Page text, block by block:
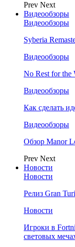
Prev Next
Видеообзоры
Видеообзоры
Syberia
Видеообзоры
No Rest for
Видеообзоры
Как сделать
Видеообзоры
Обзор Manor
Prev Next
Новости
Новости
Релиз Gran
Новости
Игроки в
световых